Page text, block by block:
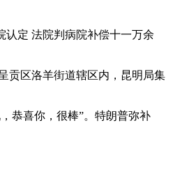
定 法院判病院补偿十一万余
贡区洛羊街道辖区内，昆明局集
恭喜你，很棒”。特朗普弥补